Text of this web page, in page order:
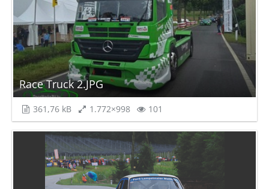
Race Truck 2.JPG
361,76 kB 1.772×998 101